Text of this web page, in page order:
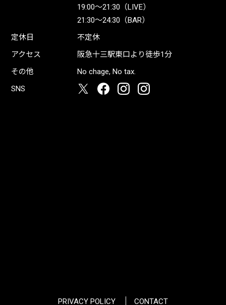
19:00〜21:30（LIVE）
21:30〜24:30（BAR）
定休日
不定休
アクセス
阪急十三駅東口より徒歩1分
その他
No chage, No tax.
SNS
PRIVACY POLICY CONTACT